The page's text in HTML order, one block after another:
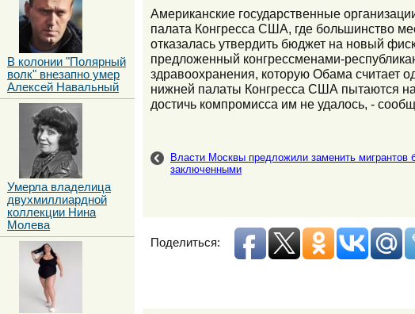
Американские государственные
палата Конгресса США, где большинство
отказалась утвердить бюджет на новый
предложенный конгрессменами-
здравоохранения, которую Обама считает
нижней палаты Конгресса США пытаются
достичь компромисса им не удалось, -
Власти Москвы предложили заменить мигрантов
заключенными
Поделиться:
В колонии "Полярный
волк" внезапно умер
Алексей Навальный
Умерла владелица
двухмиллиардной
коллекции Нина
Молева